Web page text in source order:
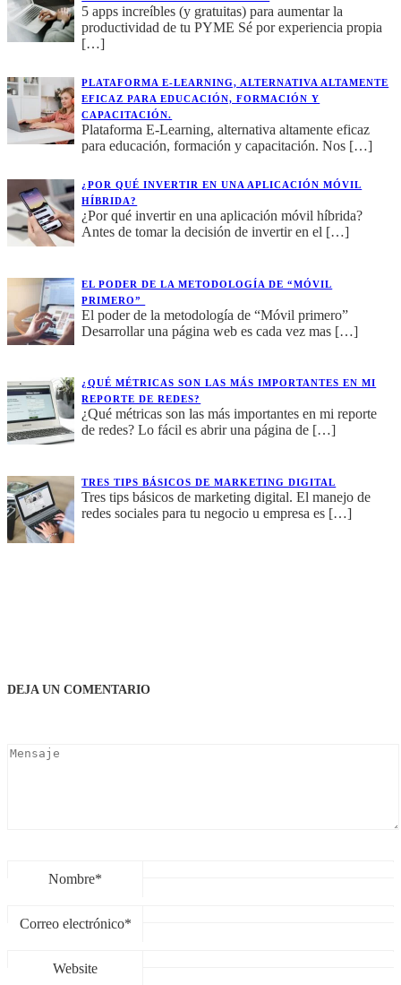
5 apps increíbles (y gratuitas) para aumentar la
productividad de tu PYME Sé por experiencia propia
[…]
PLATAFORMA E-LEARNING, ALTERNATIVA ALTAMENTE
EFICAZ PARA EDUCACIÓN, FORMACIÓN Y
CAPACITACIÓN.
Plataforma E-Learning, alternativa altamente eficaz
para educación, formación y capacitación. Nos […]
¿POR QUÉ INVERTIR EN UNA APLICACIÓN MÓVIL
HÍBRIDA?
¿Por qué invertir en una aplicación móvil híbrida?
Antes de tomar la decisión de invertir en el […]
EL PODER DE LA METODOLOGÍA DE “MÓVIL
PRIMERO”
El poder de la metodología de “Móvil primero”
Desarrollar una página web es cada vez mas […]
¿QUÉ MÉTRICAS SON LAS MÁS IMPORTANTES EN MI
REPORTE DE REDES?
¿Qué métricas son las más importantes en mi reporte
de redes? Lo fácil es abrir una página de […]
TRES TIPS BÁSICOS DE MARKETING DIGITAL
Tres tips básicos de marketing digital. El manejo de
redes sociales para tu negocio u empresa es […]
DEJA UN COMENTARIO
Nombre*
Correo electrónico*
Website